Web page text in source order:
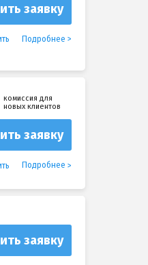
заявку
Подробнее
комиссия для
новых клиентов
заявку
Подробнее
заявку